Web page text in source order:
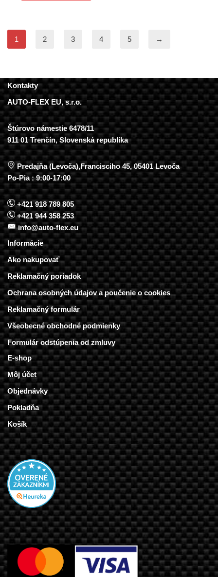
1 2 3 4 5 →
Kontakty
AUTO-FLEX EU, s.r.o.
Štúrovo námestie 6478/11
911 01 Trenčín, Slovenská republika
Predajňa (Levoča),Francisciho 45, 05401 Levoča
Po-Pia : 9:00-17:00
+421 918 789 805
+421 944 358 253
info@auto-flex.eu
Informácie
Ako nakupovať
Reklamačný poriadok
Ochrana osobných údajov a poučenie o cookies
Reklamačný formulár
Všeobecné obchodné podmienky
Formulár odstúpenia od zmluvy
E-shop
Môj účet
Objednávky
Pokladňa
Košík